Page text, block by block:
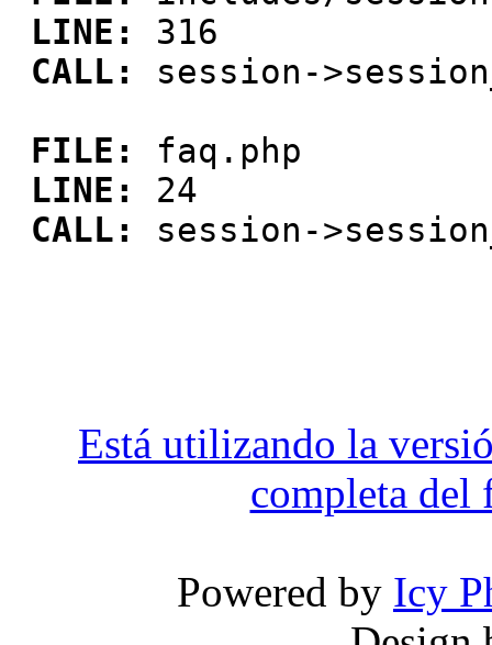
LINE:
316
CALL:
session-
FILE:
faq.php
LINE:
24
CALL:
session-
Está utilizando la
completa del
Powered by Icy